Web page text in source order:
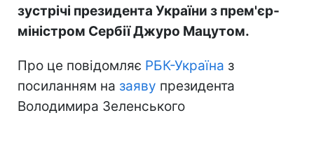
зустрічі президента України з прем'єр-
міністром Сербії Джуро Мацутом.
Про це повідомляє РБК-Україна з
посиланням на заяву президента
Володимира Зеленського